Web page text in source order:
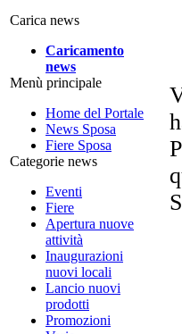
Carica news
Caricamento
news
Menù principale
Home del Portale
News Sposa
Fiere Sposa
Categorie news
Eventi
Fiere
Apertura nuove
attività
Inaugurazioni
nuovi locali
Lancio nuovi
prodotti
Promozioni